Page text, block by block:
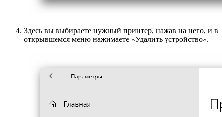
Здесь вы выбираете нужный принтер, нажав на него, и в
открывшемся меню нажимаете «Удалить устройство».